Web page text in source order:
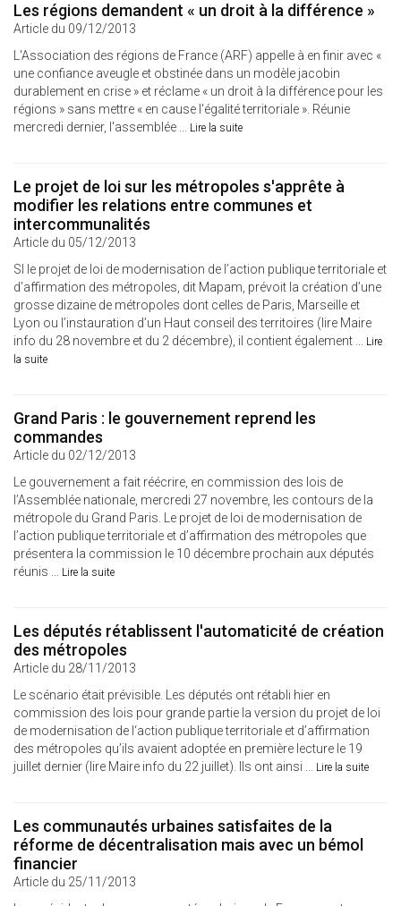
Les régions demandent « un droit à la différence »
Article du 09/12/2013
L'Association des régions de France (ARF) appelle à en finir avec «
une confiance aveugle et obstinée dans un modèle jacobin
durablement en crise » et réclame « un droit à la différence pour les
régions » sans mettre « en cause l'égalité territoriale ». Réunie
mercredi dernier, l'assemblée ... Lire la suite
Le projet de loi sur les métropoles s'apprête à
modifier les relations entre communes et
intercommunalités
Article du 05/12/2013
SI le projet de loi de modernisation de l’action publique territoriale et
d’affirmation des métropoles, dit Mapam, prévoit la création d’une
grosse dizaine de métropoles dont celles de Paris, Marseille et
Lyon ou l’instauration d’un Haut conseil des territoires (lire Maire
info du 28 novembre et du 2 décembre), il contient également ... Lire
la suite
Grand Paris : le gouvernement reprend les
commandes
Article du 02/12/2013
Le gouvernement a fait réécrire, en commission des lois de
l’Assemblée nationale, mercredi 27 novembre, les contours de la
métropole du Grand Paris. Le projet de loi de modernisation de
l’action publique territoriale et d’affirmation des métropoles que
présentera la commission le 10 décembre prochain aux députés
réunis ... Lire la suite
Les députés rétablissent l'automaticité de création
des métropoles
Article du 28/11/2013
Le scénario était prévisible. Les députés ont rétabli hier en
commission des lois pour grande partie la version du projet de loi
de modernisation de l‘action publique territoriale et d’affirmation
des métropoles qu’ils avaient adoptée en première lecture le 19
juillet dernier (lire Maire info du 22 juillet). Ils ont ainsi ... Lire la suite
Les communautés urbaines satisfaites de la
réforme de décentralisation mais avec un bémol
financier
Article du 25/11/2013